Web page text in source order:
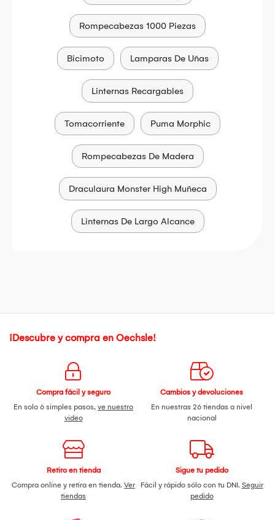
Rompecabezas 1000 Piezas
Bicimoto Lamparas De Uñas
Linternas Recargables
Tomacorriente Puma Morphic
Rompecabezas De Madera
Draculaura Monster High Muñeca
Linternas De Largo Alcance
¡Descubre y compra en Oechsle!
Compra fácil y seguro
En solo 6 simples pasos, ve nuestro
video
Cambios y devoluciones
En nuestras 26 tiendas a nivel
nacional
Retiro en tienda
Compra online y retira en tienda. Ver
tiendas
Sigue tu pedido
Fácil y rápido sólo con tu DNI. Seguir
pedido